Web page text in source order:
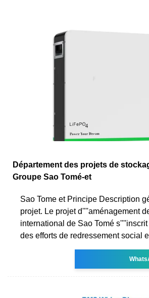
Département des projets de
Groupe Sao Tomé-et
Sao Tome et Principe Description
projet. Le projet d''''aménagement
international de Sao Tomé
des efforts de redressement social